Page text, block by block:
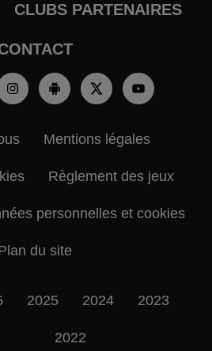
CLUBS PARTENAIRES
Mentions légales
Règlement des jeux
personnelles et cookies
du site
2025 2024 2023
2022